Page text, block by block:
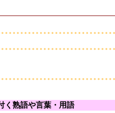
く熟語や言葉・用語